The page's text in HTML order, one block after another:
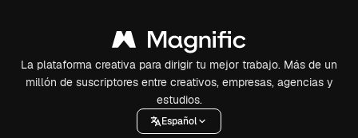
La plataforma creativa para dirigir tu mejor trabajo. Más de un
millón de suscriptores entre creativos, empresas, agencias y
estudios.
Español